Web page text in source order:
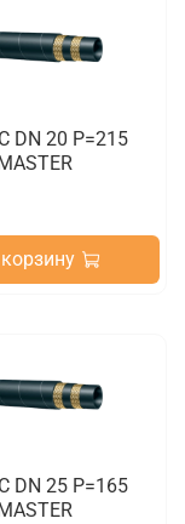
DN 20 P=215
DN 25 P=165